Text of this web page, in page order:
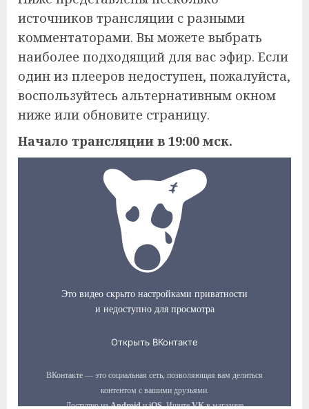
источников трансляции с разными
комментаторами. Вы можете выбрать
наиболее подходящий для вас эфир. Если
один из плееров недоступен, пожалуйста,
воспользуйтесь альтернативным окном
ниже или обновите страницу.
Начало трансляции в 19:00 мск.